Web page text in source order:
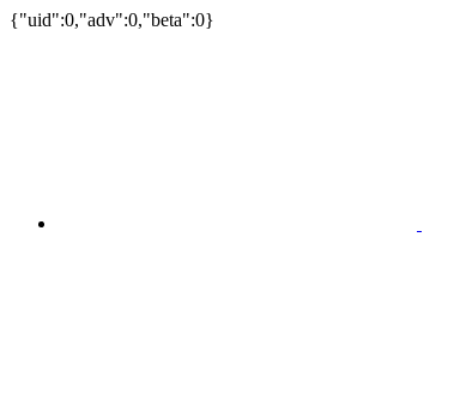
{"uid":0,"adv":0,"beta":0}